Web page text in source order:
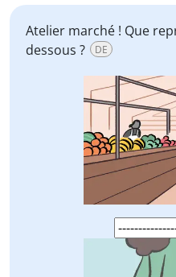
Atelier marché ! Que
dessous ?
DE